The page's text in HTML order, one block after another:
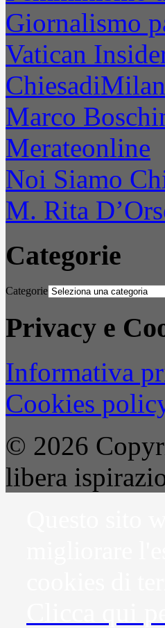
Giornalismo
Vatican
Marco
Merateonline
Noi Siamo
M. Rita
Categorie
Categorie
Privacy e
Informativa
Cookies
© 2026
libera